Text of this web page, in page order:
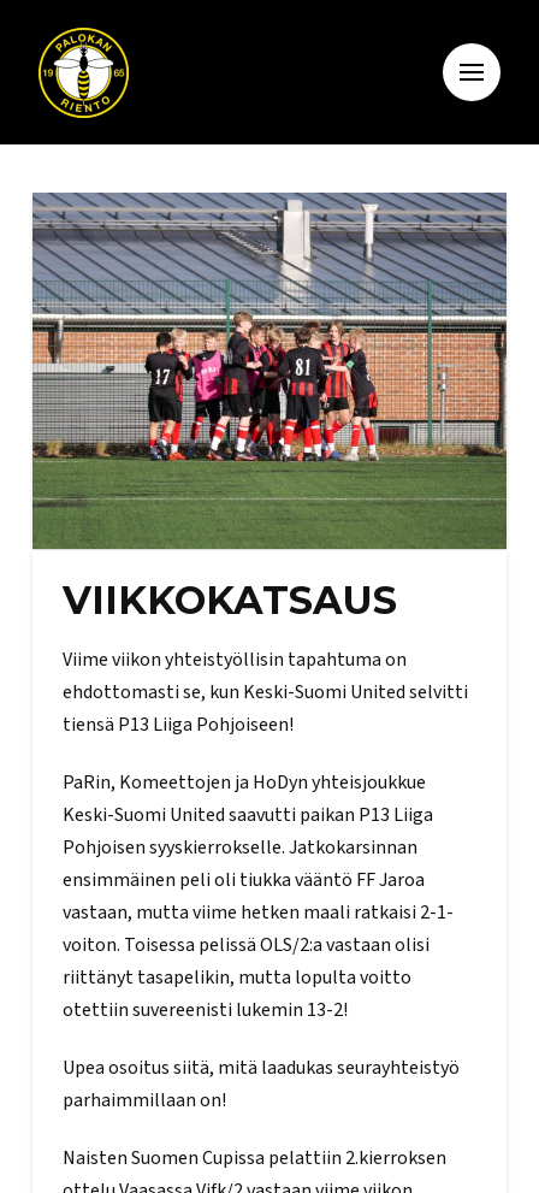
VIIKKOKATSAUS
Viime viikon yhteistyöllisin tapahtuma on
ehdottomasti se, kun Keski-Suomi United selvitti
tiensä P13 Liiga Pohjoiseen!
PaRin, Komeettojen ja HoDyn yhteisjoukkue
Keski-Suomi United saavutti paikan P13 Liiga
Pohjoisen syyskierrokselle. Jatkokarsinnan
ensimmäinen peli oli tiukka vääntö FF Jaroa
vastaan, mutta viime hetken maali ratkaisi 2-1-
voiton. Toisessa pelissä OLS/2:a vastaan olisi
riittänyt tasapelikin, mutta lopulta voitto
otettiin suvereenisti lukemin 13-2!
Upea osoitus siitä, mitä laadukas seurayhteistyö
parhaimmillaan on!
Naisten Suomen Cupissa pelattiin 2.kierroksen